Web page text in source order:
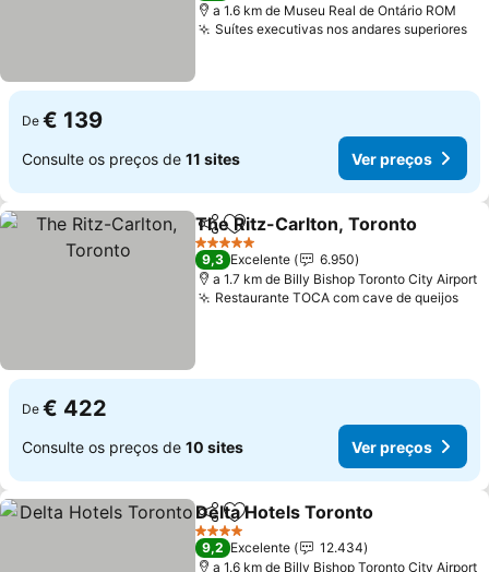
a 1.6 km de Museu Real de Ontário ROM
Suítes executivas nos andares superiores
De € 139
Consulte os preços de 11 sites Ver preços
PartilharAdicionar aos favoritos
The Ritz-Carlton, Toronto
5 Estrelas
9,3 Excelente
6.950
a 1.7 km de Billy Bishop Toronto City Airport
Restaurante TOCA com cave de queijos
De € 422
Consulte os preços de 10 sites Ver preços
PartilharAdicionar aos favoritos
Delta Hotels Toronto
4 Estrelas
9,2 Excelente
12.434
a 1.6 km de Billy Bishop Toronto City Airport